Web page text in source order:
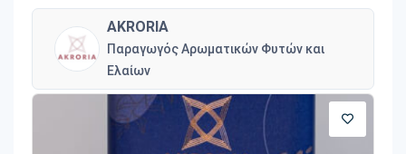
AKRORIA
Παραγωγός Αρωματικών Φυτών και
Ελαίων